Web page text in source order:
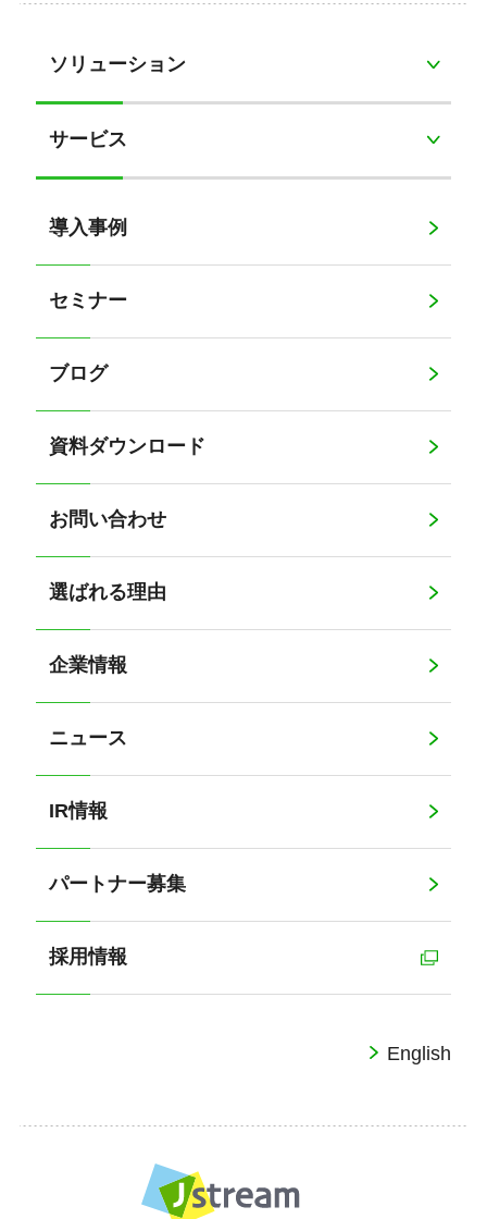
ソリューション
サービス
導入事例
セミナー
ブログ
資料ダウンロード
お問い合わせ
選ばれる理由
企業情報
ニュース
IR情報
パートナー募集
採用情報
English